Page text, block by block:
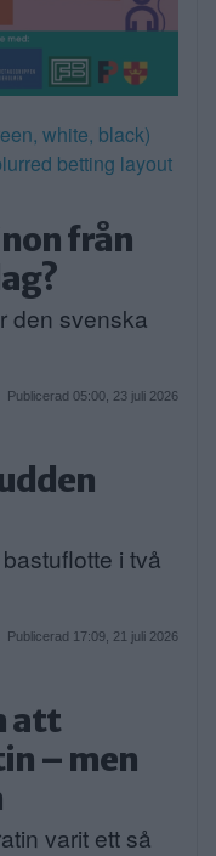
från
den svenska
Publicerad 05:00, 23 juli 2026
i två
Publicerad 17:09, 21 juli 2026
att
– men
varit ett så